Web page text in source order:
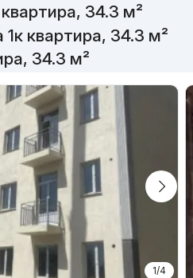
34.3 м²
квартира, 34.3 м²
34.3 м²
1/4